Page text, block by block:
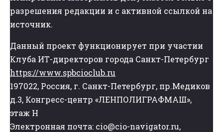
разрешения редакции и с активной ссылкой на
источник.
Данный проект функционирует при участии
Клуба ИТ-директоров города Санкт-Петербург
https://www.spbcioclub.ru
197022, Россия, г. Санкт-Петербург, пр.Медиков
д.3, Конгресс-центр «ЛЕНПОЛИГРАФМАШ»,
этаж Н
Электронная почта: cio@cio-navigator.ru,